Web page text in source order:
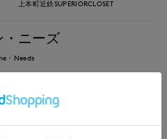
上本町近鉄SUPERIORCLOSET
・ニーズ
・Needs